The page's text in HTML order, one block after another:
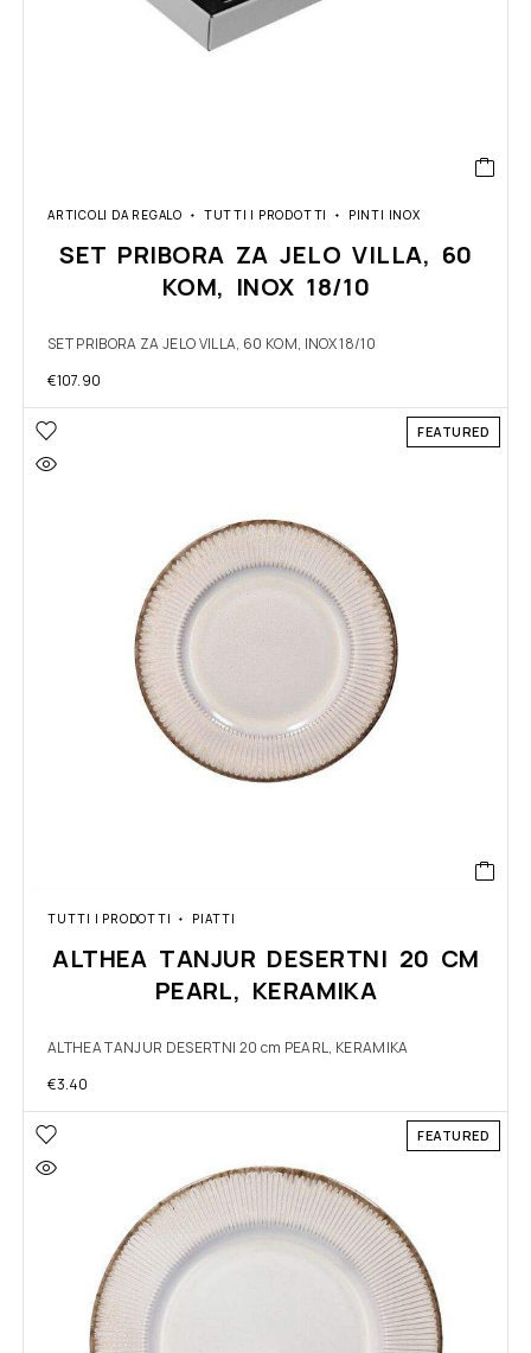
ARTICOLI DA REGALO TUTTI I PRODOTTI PINTI INOX
SET PRIBORA ZA JELO VILLA, 60
KOM, INOX 18/10
SET PRIBORA ZA JELO VILLA, 60 KOM, INOX 18/10
€107.90
FEATURED
TUTTI I PRODOTTI PIATTI
ALTHEA TANJUR DESERTNI 20 CM
PEARL, KERAMIKA
ALTHEA TANJUR DESERTNI 20 cm PEARL, KERAMIKA
€3.40
FEATURED